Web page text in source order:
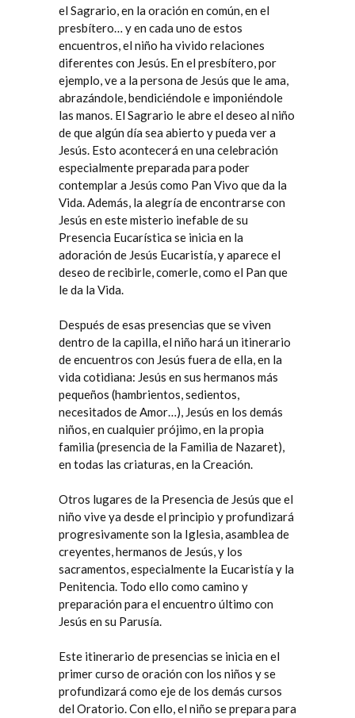
el Sagrario, en la oración en común, en el
presbítero… y en cada uno de estos
encuentros, el niño ha vivido relaciones
diferentes con Jesús. En el presbítero, por
ejemplo, ve a la persona de Jesús que le ama,
abrazándole, bendiciéndole e imponiéndole
las manos. El Sagrario le abre el deseo al niño
de que algún día sea abierto y pueda ver a
Jesús. Esto acontecerá en una celebración
especialmente preparada para poder
contemplar a Jesús como Pan Vivo que da la
Vida. Además, la alegría de encontrarse con
Jesús en este misterio inefable de su
Presencia Eucarística se inicia en la
adoración de Jesús Eucaristía, y aparece el
deseo de recibirle, comerle, como el Pan que
le da la Vida.
Después de esas presencias que se viven
dentro de la capilla, el niño hará un itinerario
de encuentros con Jesús fuera de ella, en la
vida cotidiana: Jesús en sus hermanos más
pequeños (hambrientos, sedientos,
necesitados de Amor…), Jesús en los demás
niños, en cualquier prójimo, en la propia
familia (presencia de la Familia de Nazaret),
en todas las criaturas, en la Creación.
Otros lugares de la Presencia de Jesús que el
niño vive ya desde el principio y profundizará
progresivamente son la Iglesia, asamblea de
creyentes, hermanos de Jesús, y los
sacramentos, especialmente la Eucaristía y la
Penitencia. Todo ello como camino y
preparación para el encuentro último con
Jesús en su Parusía.
Este itinerario de presencias se inicia en el
primer curso de oración con los niños y se
profundizará como eje de los demás cursos
del Oratorio. Con ello, el niño se prepara para